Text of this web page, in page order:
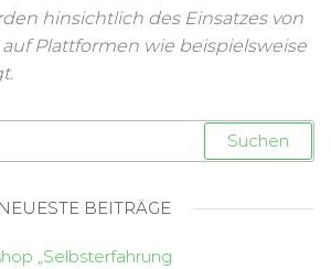
hinsichtlich des Einsatzes von
Plattformen wie beispielsweise
NEUESTE BEITRÄGE
„Selbsterfahrung